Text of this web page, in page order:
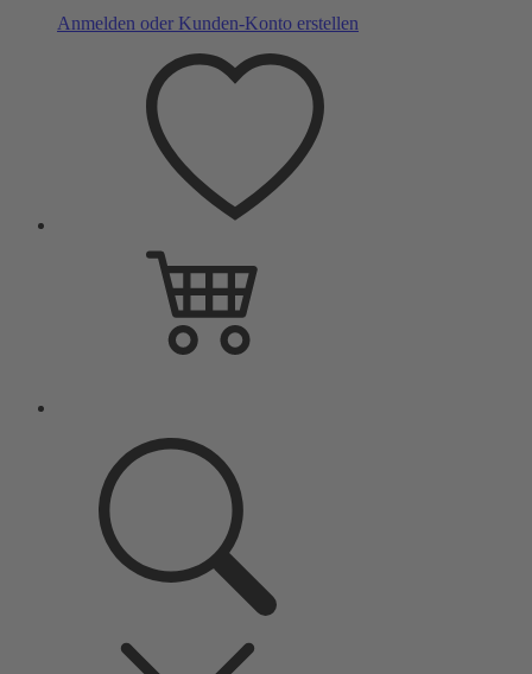
Anmelden oder Kunden-Konto erstellen